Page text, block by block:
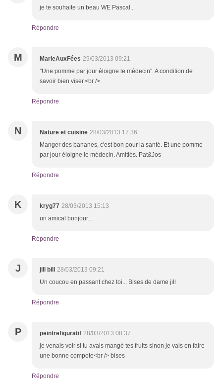
je te souhaite un beau WE Pascal...
Répondre
M MarieAuxFées 29/03/2013 09:21
"Une pomme par jour éloigne le médecin". A condition de
savoir bien viser.<br />
Répondre
N Nature et cuisine 28/03/2013 17:36
Manger des bananes, c'est bon pour la santé. Et une pomme
par jour éloigne le médecin. Amitiés. Pat&Jos
Répondre
K kryg77 28/03/2013 15:13
un amical bonjour....
Répondre
J jill bill
28/03/2013 09:21
Un coucou en passant chez toi... Bises de dame jill
Répondre
P peintrefiguratif 28/03/2013 08:37
je venais voir si tu avais mangé tes fruits sinon je vais en faire
une bonne compote<br /> bises
Répondre